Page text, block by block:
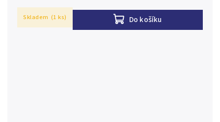
Do košíku
Skladem (1 ks)